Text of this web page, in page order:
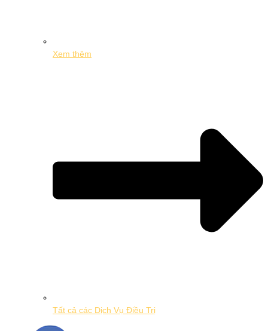
Xem thêm
Tất cả các Dịch Vụ Điều Trị